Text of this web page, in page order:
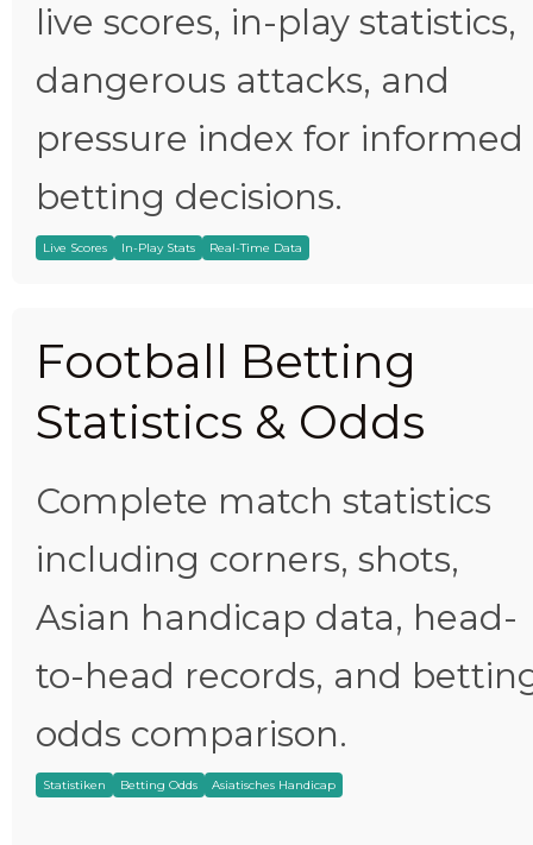
live scores, in-play statistics,
dangerous attacks, and
pressure index for informed
betting decisions.
Live Scores In-Play Stats Real-Time Data
Football Betting
Statistics & Odds
Complete match statistics
including corners, shots,
Asian handicap data, head-
to-head records, and
odds comparison.
Statistiken Betting Odds Asiatisches Handicap